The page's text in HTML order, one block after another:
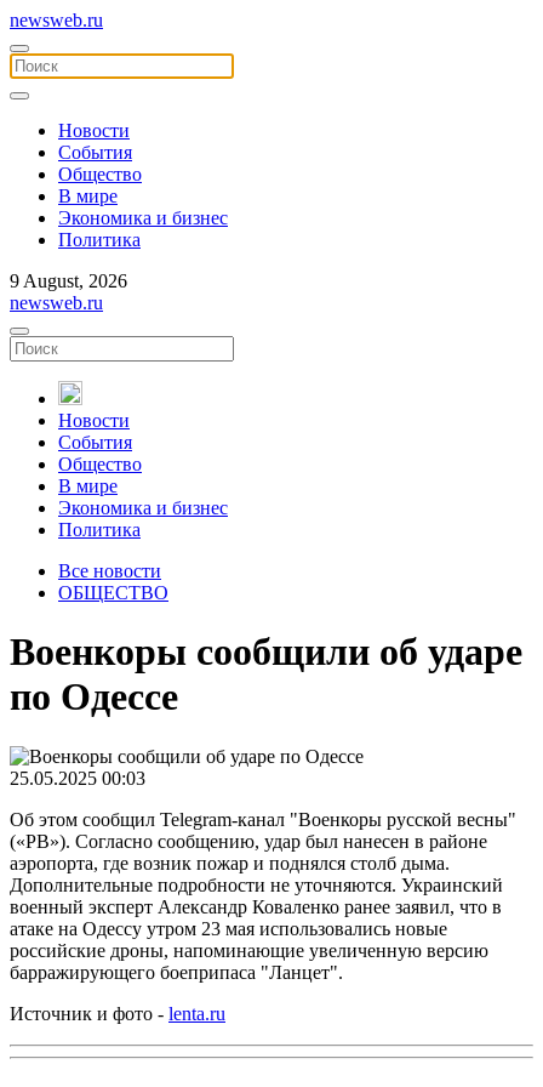
newsweb.ru
Новости
События
Общество
В мире
Экономика и бизнес
Политика
9 August, 2026
newsweb.ru
Новости
События
Общество
В мире
Экономика и бизнес
Политика
Все новости
ОБЩЕСТВО
Военкоры сообщили об ударе
по Одессе
25.05.2025 00:03
Об этом сообщил Telegram-канал "Военкоры русской весны"
(«РВ»). Согласно сообщению, удар был нанесен в районе
аэропорта, где возник пожар и поднялся столб дыма.
Дополнительные подробности не уточняются. Украинский
военный эксперт Александр Коваленко ранее заявил, что в
атаке на Одессу утром 23 мая использовались новые
российские дроны, напоминающие увеличенную версию
барражирующего боеприпаса "Ланцет".
Источник и фото - lenta.ru